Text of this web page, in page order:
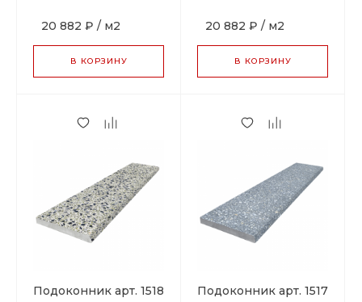
20 882 ₽ / м2
В КОРЗИНУ
20 882 ₽ / м2
В КОРЗИНУ
Подоконник арт. 1518 Подоконник арт. 1517